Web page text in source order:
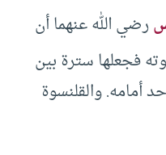
رضي الله عنهما أن
فجعلها سترة بين
أمامه. والقلنسوة